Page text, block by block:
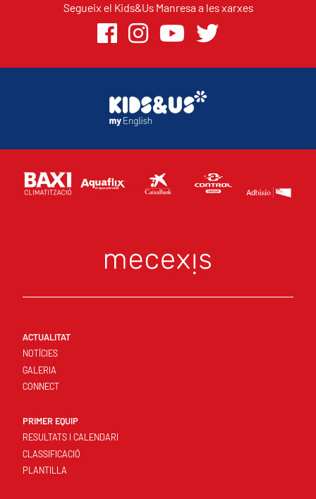
Segueix el Kids&Us Manresa a les xarxes
ACTUALITAT
NOTÍCIES
GALERIA
CONNECT
PRIMER EQUIP
RESULTATS I CALENDARI
CLASSIFICACIÓ
PLANTILLA